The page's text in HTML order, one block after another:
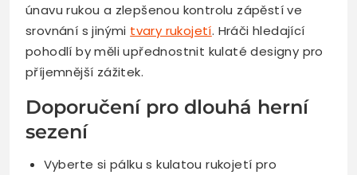
únavu rukou a zlepšenou kontrolu zápěstí ve
srovnání s jinými tvary rukojetí. Hráči hledající
pohodlí by měli upřednostnit kulaté designy pro
příjemnější zážitek.
Doporučení pro dlouhá herní
sezení
Vyberte si pálku s kulatou rukojetí pro